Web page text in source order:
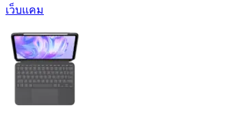
เว็บแคม